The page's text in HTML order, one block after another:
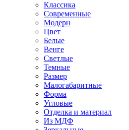
Классика
Современные
Модерн
Цвет
Белые
Венге
Светлые
Темные
Размер
Малогабаритные
Форма
Угловые
Отделка и материал
Из МДФ